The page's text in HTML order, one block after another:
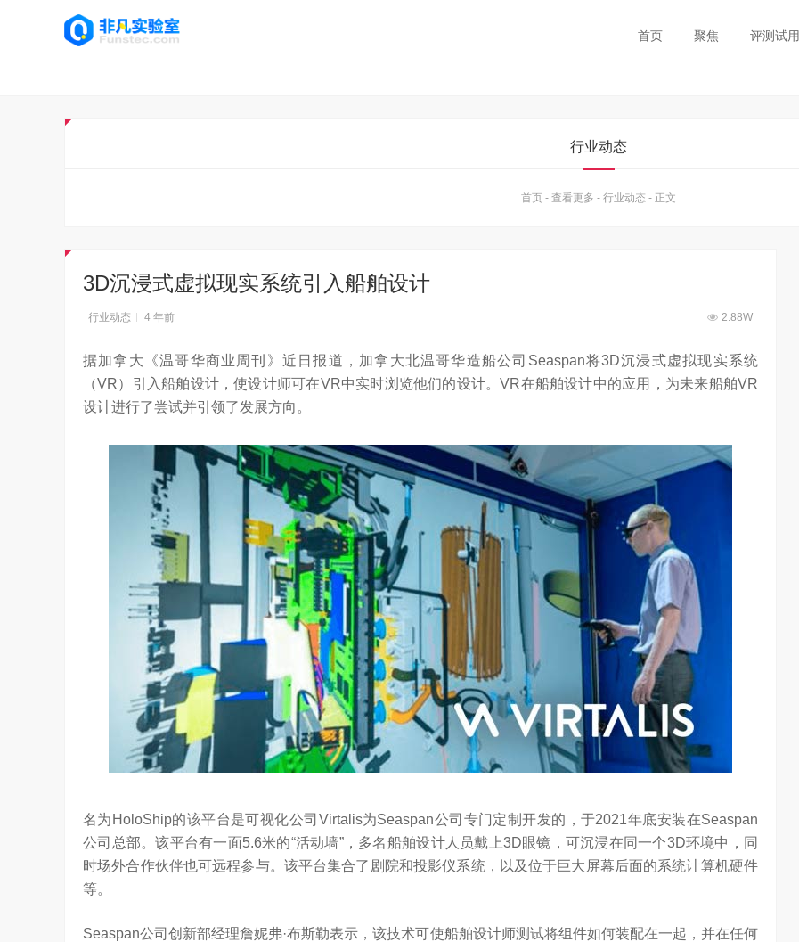
首页 聚焦 评测试用
行业动态
首页 - 查看更多 - 行业动态 - 正文
3D沉浸式虚拟现实系统引入船舶设计
行业动态 4 年前 2.88W
据加拿大《温哥华商业周刊》近日报道，加拿大北温哥华造船公司Seaspan将3D沉浸式虚拟现实系统
（VR）引入船舶设计，使设计师可在VR中实时浏览他们的设计。VR在船舶设计中的应用，为未来船舶VR
设计进行了尝试并引领了发展方向。
名为HoloShip的该平台是可视化公司Virtalis为Seaspan公司专门定制开发的，于2021年底安装在Seaspan
公司总部。该平台有一面5.6米的“活动墙”，多名船舶设计人员戴上3D眼镜，可沉浸在同一个3D环境中，同
时场外合作伙伴也可远程参与。该平台集合了剧院和投影仪系统，以及位于巨大屏幕后面的系统计算机硬件
等。
Seaspan公司创新部经理詹妮弗·布斯勒表示，该技术可使船舶设计师测试将组件如何装配在一起，并在任何
吴晓波点赞海信变频技术：是真正的科技普惠大众
“海信在变频技术上近30年的坚持，体现了海信在变频技术上
的决心，信心和恒心。我坚信，海信将凭借这‘三心’…
Google首席科学家Jeff Dean近日在YC Startup School 2026
上，分享了他对…